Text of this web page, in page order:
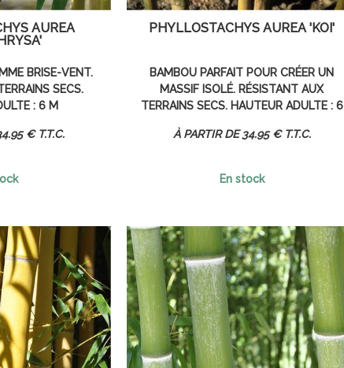
AUREA
BRISE-VENT.
SECS.
: 6 M
.95 € T.T.C.
PHYLLOSTACHYS AUREA 'KOI'
BAMBOU PARFAIT POUR CRÉER UN
MASSIF ISOLÉ. RÉSISTANT AUX
TERRAINS SECS. HAUTEUR ADULTE : 6
34.95 € T.T.C.
En stock